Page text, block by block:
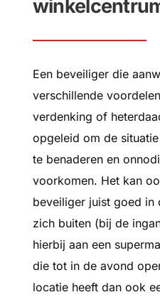
Een beveiliger die
verschillende
verdenking of
opgeleid om de
te benaderen en
voorkomen. Het kan
beveiliger juist goed in
zich buiten (bij de
hierbij aan een
die tot in de avond
locatie heeft dan ook